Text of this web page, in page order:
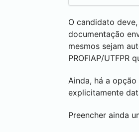
O candidato
documentação
mesmos sejam
PROFIAP/UTFPR
Ainda, há a
explicitamente
Preencher ainda